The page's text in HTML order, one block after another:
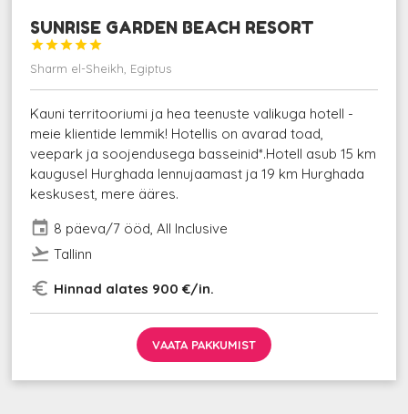
SUNRISE GARDEN BEACH RESORT





Sharm el-Sheikh, Egiptus
Kauni territooriumi ja hea teenuste valikuga hotell -
meie klientide lemmik! Hotellis on avarad toad,
veepark ja soojendusega basseinid*.Hotell asub 15 km
kaugusel Hurghada lennujaamast ja 19 km Hurghada
keskusest, mere ääres.
event 8 päeva/7 ööd, All Inclusive
flight_takeoff Tallinn
euro_symbol Hinnad alates 900 €/in.
VAATA PAKKUMIST